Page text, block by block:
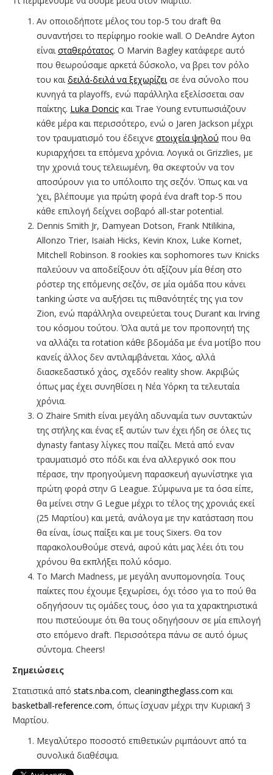
Αν οποιοδήποτε μέλος του top-5 του draft θα
συναντήσει το περίφημο rookie wall. O DeAndre Ayton
είναι σταθερότατος. O Marvin Bagley κατάφερε αυτό
που θεωρούσαμε αρκετά δύσκολο, να βρει τον ρόλο
του και δειλά-δειλά να ξεχωρίζει σε ένα σύνολο που
κυνηγά τα playoffs, ενώ παράλληλα εξελίσσεται σαν
παίκτης. Luka Doncic και Trae Young εντυπωσιάζουν
κάθε μέρα και περισσότερο, ενώ ο Jaren Jackson μέχρι
τον τραυματισμό του έδειχνε στοιχεία ψηλού που θα
κυριαρχήσει τα επόμενα χρόνια. Λογικά οι Grizzlies, με
την χρονιά τους τελειωμένη, θα σκεφτούν να τον
αποσύρουν για το υπόλοιπο της σεζόν. Όπως και να
‘χει, βλέπουμε για πρώτη φορά ένα draft top-5 που
κάθε επιλογή δείχνει σοβαρό all-star potential.
Dennis Smith Jr, Damyean Dotson, Frank Ntilikina,
Allonzo Trier, Isaiah Hicks, Kevin Knox, Luke Kornet,
Mitchell Robinson. 8 rookies και sophomores των Knicks
παλεύουν να αποδείξουν ότι αξίζουν μία θέση στο
ρόστερ της επόμενης σεζόν, σε μία ομάδα που κάνει
tanking ώστε να αυξήσει τις πιθανότητές της για τον
Zion, ενώ παράλληλα ονειρεύεται τους Durant και Irving
του κόσμου τούτου. Όλα αυτά με τον προπονητή της
να αλλάζει τα rotation κάθε βδομάδα με ένα μοτίβο που
κανείς άλλος δεν αντιλαμβάνεται. Χάος, αλλά
διασκεδαστικό χάος, σχεδόν reality show. Ακριβώς
όπως μας έχει συνηθίσει η Νέα Υόρκη τα τελευταία
χρόνια.
O Zhaire Smith είναι μεγάλη αδυναμία των συντακτών
της στήλης και ένας εξ αυτών των έχει ήδη σε όλες τις
dynasty fantasy λίγκες που παίζει. Μετά από εναν
τραυματισμό στο πόδι και ένα αλλεργικό σοκ που
πέρασε, την προηγούμενη παρασκευή αγωνίστηκε για
πρώτη φορά στην G League. Σύμφωνα με τα όσα είπε,
θα μείνει στην G Legue μέχρι το τέλος της χρονιάς εκεί
(25 Μαρτίου) και μετά, ανάλογα με την κατάσταση που
θα είναι, ίσως παίξει και με τους Sixers. Θα τον
παρακολουθούμε στενά, αφού κάτι μας λέει ότι του
χρόνου θα εκπλήξει πολύ κόσμο.
Το March Madness, με μεγάλη ανυπομονησία. Τους
παίκτες που έχουμε ξεχωρίσει, όχι τόσο για το πού θα
οδηγήσουν τις ομάδες τους, όσο για τα χαρακτηριστικά
που πιστεύουμε ότι θα τους οδηγήσουν σε μία επιλογή
στο επόμενο draft. Περισσότερα πάνω σε αυτό όμως
σύντομα. Cheers!
Σημειώσεις
Στατιστικά από stats.nba.com, cleaningtheglass.com και
basketball-reference.com, όπως ίσχυαν μέχρι την Κυριακή 3
Μαρτίου.
Μεγαλύτερο ποσοστό επιθετικών ριμπάουντ από τα
συνολικά διαθέσιμα.